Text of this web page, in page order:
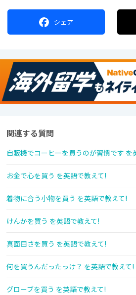
シェア
関連する質問
自販機でコーヒーを買うのが習慣です を
お金で心を買う を英語で教えて!
着物に合う小物を買う を英語で教えて!
けんかを買う を英語で教えて!
真面目さを買う を英語で教えて!
何を買うんだったっけ？ を英語で教えて!
グローブを買う を英語で教えて!